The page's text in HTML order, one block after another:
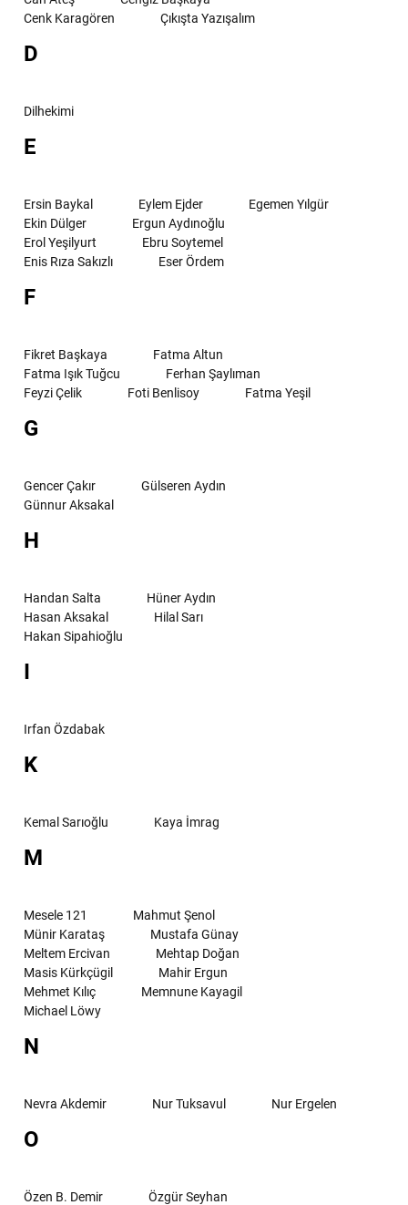
Cenk Karagören
Çıkışta Yazışalım
D
Dilhekimi
E
Ersin Baykal Eylem Ejder
Egemen Yılgür
Ekin Dülger
Ergun Aydınoğlu
Erol Yeşilyurt
Ebru Soytemel
Enis Rıza Sakızlı
Eser Ördem
F
Fikret Başkaya
Fatma Altun
Fatma Işık Tuğcu
Ferhan Şaylıman
Feyzi Çelik
Foti Benlisoy Fatma Yeşil
G
Gencer Çakır
Gülseren Aydın
Günnur Aksakal
H
Handan Salta
Hüner Aydın
Hasan Aksakal
Hilal Sarı
Hakan Sipahioğlu
I
Irfan Özdabak
K
Kemal Sarıoğlu Kaya İmrag
M
Mesele 121
Mahmut Şenol
Münir Karataş
Mustafa Günay
Meltem Ercivan
Mehtap Doğan
Masis Kürkçügil
Mahir Ergun
Mehmet Kılıç
Memnune Kayagil
Michael Löwy
N
Nevra Akdemir Nur Tuksavul Nur Ergelen
O
Özen B. Demir
Özgür Seyhan